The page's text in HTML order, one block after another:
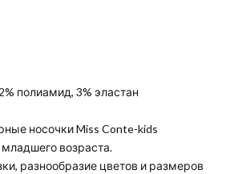
полиамид, 3% эластан
носочки Miss Conte-kids
возраста.
разнообразие цветов и размеров